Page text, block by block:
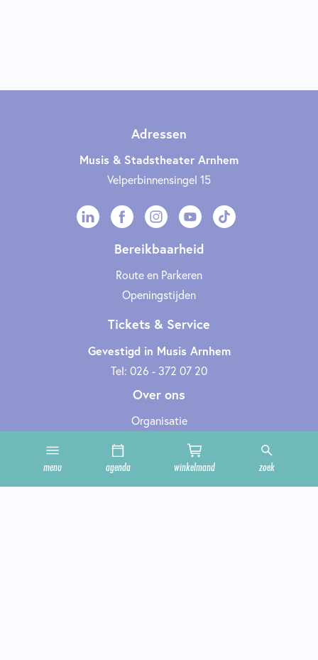
menu agenda winkelmand zoek
Adressen
Musis & Stadstheater Arnhem
Velperbinnensingel 15
Bereikbaarheid
Route en Parkeren
Openingstijden
Tickets & Service
Gevestigd in Musis Arnhem
Tel: 026 - 372 07 20
Over ons
Organisatie
Cultuurclub